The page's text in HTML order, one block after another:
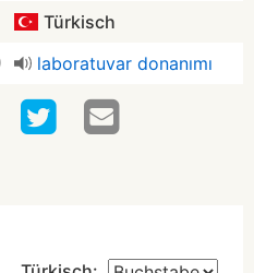
Türkisch
laboratuvar donanımı